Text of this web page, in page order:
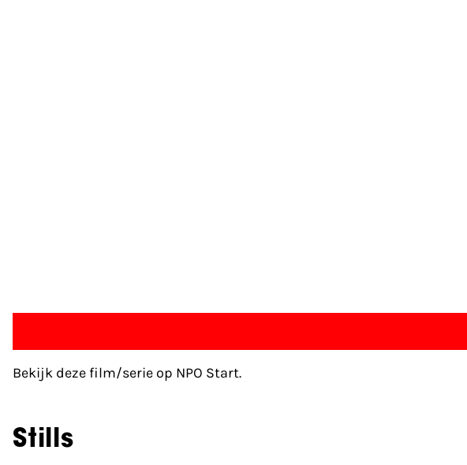
Bekijk deze film/serie op NPO Start.
Stills